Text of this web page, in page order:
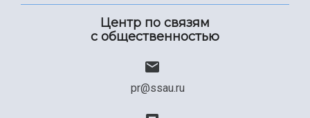
Центр по связям
с общественностью
pr@ssau.ru